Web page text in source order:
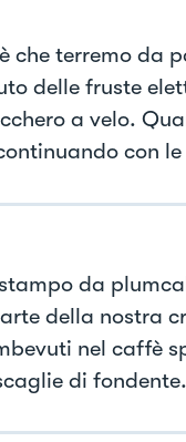
che terremo da
delle fruste
a velo.
con
da
della nostra
nel caffè
di fondente.